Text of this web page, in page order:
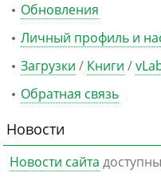
Обновления
Личный профиль и
Загрузки / Книги /
Обратная связь
Новости
Новости сайта